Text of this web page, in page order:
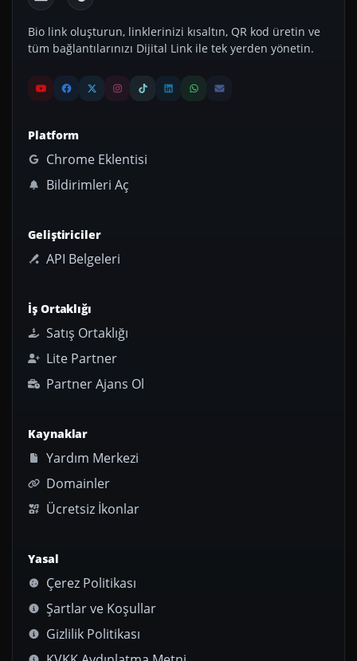
Bio link oluşturun, linklerinizi kısaltın, QR kod üretin ve
tüm bağlantılarınızı Dijital Link ile tek yerden yönetin.
Platform
Chrome Eklentisi
Bildirimleri Aç
Geliştiriciler
API Belgeleri
İş Ortaklığı
Satış Ortaklığı
Lite Partner
Partner Ajans Ol
Kaynaklar
Yardım Merkezi
Domainler
Ücretsiz İkonlar
Yasal
Çerez Politikası
Şartlar ve Koşullar
Gizlilik Politikası